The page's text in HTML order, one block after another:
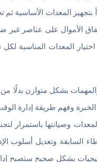
المعدات الأساسية ثم
الأموال على عناصر غير
المعدات المناسبة لكل
بشكل متوازن
وفهم طريقة إدارة
المعدات وصيانتها
السابقة وتعديل أسلوب
بشكل صحيح ستصبح